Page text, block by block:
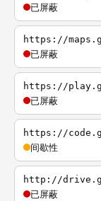
已屏蔽
https://
已屏蔽
https://
已屏蔽
https://
间歇性
http://
已屏蔽